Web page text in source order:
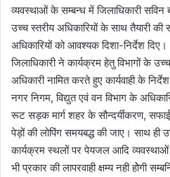
व्यवस्थाओं के सम्बन्ध में जिलाधिकारी सविन
उच्च स्तरीय अधिकारियों के साथ तैयारी की
अधिकारियों को आवश्यक दिशा-निर्देश दिए।
जिलाधिकारी ने कार्यक्रम हेतु विभागों के
अधिकारी नामित करते हुए कार्यवाही के
नगर निगम, विद्युत एवं वन विभाग के
रूट सड़क मार्ग शहर के सौन्दर्यीकरण,
पेड़ों की लोपिंग समयबद्ध की जाए। साथ ही
कार्यक्रम स्थलों पर पेयजल आदि
भी प्रकार की लापरवाही क्षम्य नही होेगी